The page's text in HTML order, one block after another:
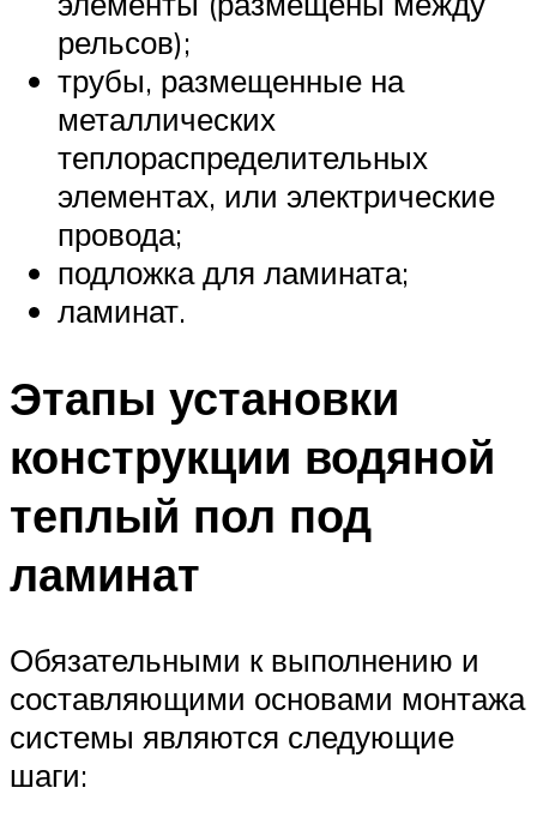
рельсов);
трубы, размещенные на
металлических
теплораспределительных
элементах, или электрические
провода;
подложка для ламината;
ламинат.
Этапы установки
конструкции водяной
теплый пол под
ламинат
Обязательными к выполнению и
составляющими основами монтажа
системы являются следующие
шаги: